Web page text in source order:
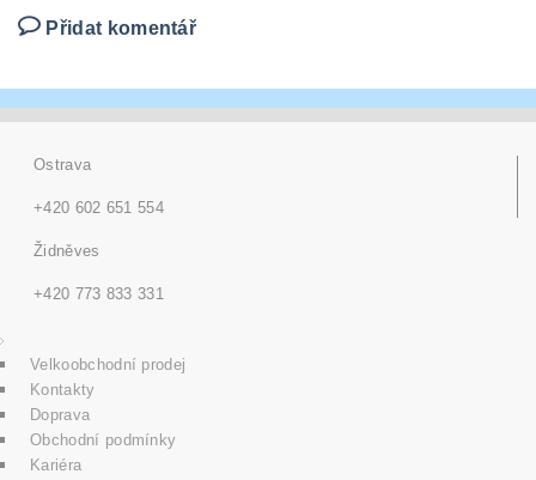
Přidat komentář
Ostrava
+420 602 651 554
Židněves
+420 773 833 331
Velkoobchodní prodej
Kontakty
Doprava
Obchodní podmínky
Kariéra